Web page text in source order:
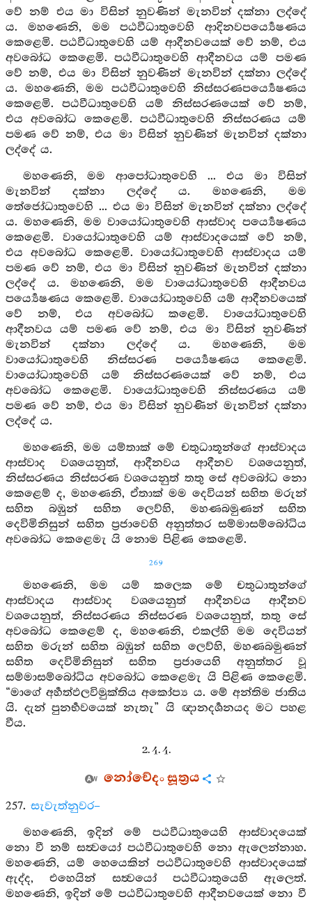
වේ නම් එය මා විසින් නුවණින් මැනවින් දක්නා ලද්දේ
ය. මහණෙනි, මම පඨවීධාතුවෙහි ආදිනවපර්‍ය්‍යෙෂණය
කෙළෙමි. පඨවීධාතුවෙහි යම් ආදීනවයෙක් වේ නම්, එය
අවබෝධ කෙළෙමි. පඨවීධාතුවෙහි ආදීනවය යම් පමණ
වේ නම්, එය මා විසින් නුවණින් මැනවින් දක්නා ලද්දේ
ය. මහණෙනි, මම පඨවීධාතුවෙහි නිස්සරණපර්‍ය්‍යෙෂණය
කෙළෙමි. පඨවීධාතුවෙහි යම් නිස්සරණයෙක් වේ නම්,
එය අවබෝධ කෙළෙමි. පඨවීධාතුවෙහි නිස්සරණය යම්
පමණ වේ නම්, එය මා විසින් නුවණින් මැනවින් දක්නා
ලද්දේ ය.
මහණෙනි, මම ආපෝධාතුවෙහි ... එය මා විසින්
මැනවින් දක්නා ලද්දේ ය. මහණෙනි, මම
තේජෝධාතුවෙහි ... එය මා විසින් මැනවින් දක්නා ලද්දේ
ය. මහණෙනි, මම වායෝධාතුවෙහි ආස්වාද පර්‍ය්‍යෙෂණය
කෙළෙමි. වායෝධාතුවෙහි යම් ආස්වාදයෙක් වේ නම්,
එය අවබෝධ කෙළෙමි. වායෝධාතුවෙහි ආස්වාදය යම්
පමණ වේ නම්, එය මා විසින් නුවණින් මැනවින් දක්නා
ලද්දේ ය. මහණෙනි, මම වායෝධාතුවෙහි ආදීනවය
පර්‍ය්‍යෙෂණය කෙළෙමි. වායෝධාතුවෙහි යම් ආදීනවයෙක්
වේ නම්, එය අවබෝධ කළෙමි. වායෝධාතුවෙහි
ආදීනවය යම් පමණ වේ නම්, එය මා විසින් නුවණින්
මැනවින් දක්නා ලද්දේ ය. මහණෙනි, මම
වායෝධාතුවෙහි නිස්සරණ පර්‍ය්‍යෙෂණය කෙළෙමි.
වායෝධාතුවෙහි යම් නිස්සරණයෙක් වේ නම්, එය
අවබෝධ කෙළෙමි. වායෝධාතුවෙහි නිස්සරණය යම්
පමණ වේ නම්, එය මා විසින් නුවණින් මැනවින් දක්නා
ලද්දේ ය.
මහණෙනි, මම යම්තාක් මේ චතුධාතූන්ගේ ආස්වාදය
ආස්වාද වශයෙනුත්, ආදීනවය ආදීනව වශයෙනුත්,
නිස්සරණය නිස්සරණ වශයෙනුත් තතු සේ අවබෝධ නො
කෙළෙම් ද, මහණෙනි, ඒතාක් මම දෙවියන් සහිත මරුන්
සහිත බඹුන් සහිත ලෙව්හි, මහණබමුණන් සහිත
දෙවිමිනිසුන් සහිත ප්‍රජාවෙහි අනුත්තර සම්මාසම්බෝධිය
අවබෝධ කෙළෙමැ යි නොම පිළිණ කෙළෙමි.
269
මහණෙනි, මම යම් කලෙක මේ චතුධාතූන්ගේ
ආස්වාදය ආස්වාද වශයෙනුත් ආදීනවය ආදීනව
වශයෙනුත්, නිස්සරණය නිස්සරණ වශයෙනුත්, තතු සේ
අවබෝධ කෙළෙම් ද, මහණෙනි, එකල්හි මම දෙවියන්
සහිත මරුන් සහිත බඹුන් සහිත ලෙව්හි, මහණබමුණන්
සහිත දෙවිමිනිසුන් සහිත ප්‍රජායෙහි අනුත්තර වූ
සම්මාසම්බෝධිය අවබෝධ කෙළෙමැ යි පිළිණ කෙළෙමි.
“මාගේ අර්‍හත්ඵලවිමුක්තිය අකෝප්‍ය ය. මේ අන්තිම ජාතිය
යි. දැන් පුනර්‍භවයෙක් නැතැ” යි ඥානදර්‍ශනයද මට පහළ
වීය.
2. 4. 4.
නෝචේදං සූත්‍රය
257. සැවැත්නුවර–
මහණෙනි, ඉදින් මේ පඨවීධාතුයෙහි ආස්වාදයෙක්
නො වී නම් සත්‍වයෝ පඨවීධාතුවෙහි නො ඇලෙන්නාහ.
මහණෙනි, යම් හෙයෙකින් පඨවීධාතුවෙහි ආස්වාදයෙක්
ඇද්ද, එහෙයින් සත්‍වයෝ පඨවීධාතුයෙහි ඇලෙත්.
මහණෙනි, ඉදින් මේ පඨවීධාතුවෙහි ආදීනවයෙක් නො වී